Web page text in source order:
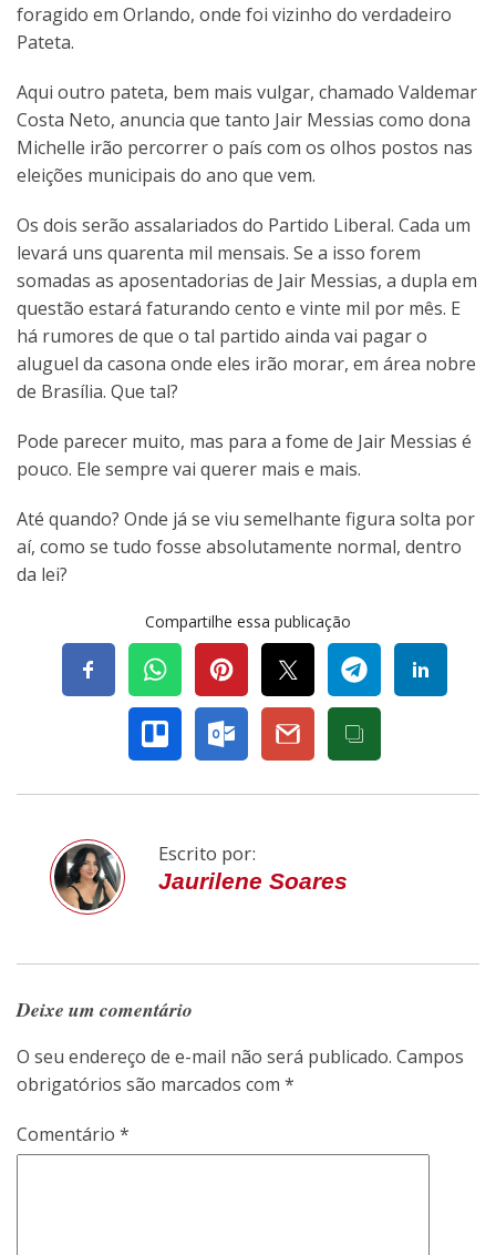
foragido em Orlando, onde foi vizinho do verdadeiro
Pateta.
Aqui outro pateta, bem mais vulgar, chamado Valdemar
Costa Neto, anuncia que tanto Jair Messias como dona
Michelle irão percorrer o país com os olhos postos nas
eleições municipais do ano que vem.
Os dois serão assalariados do Partido Liberal. Cada um
levará uns quarenta mil mensais. Se a isso forem
somadas as aposentadorias de Jair Messias, a dupla em
questão estará faturando cento e vinte mil por mês. E
há rumores de que o tal partido ainda vai pagar o
aluguel da casona onde eles irão morar, em área nobre
de Brasília. Que tal?
Pode parecer muito, mas para a fome de Jair Messias é
pouco. Ele sempre vai querer mais e mais.
Até quando? Onde já se viu semelhante figura solta por
aí, como se tudo fosse absolutamente normal, dentro
da lei?
Compartilhe essa publicação
Escrito por:
Jaurilene Soares
Deixe um comentário
O seu endereço de e-mail não será publicado. Campos
obrigatórios são marcados com *
Comentário *